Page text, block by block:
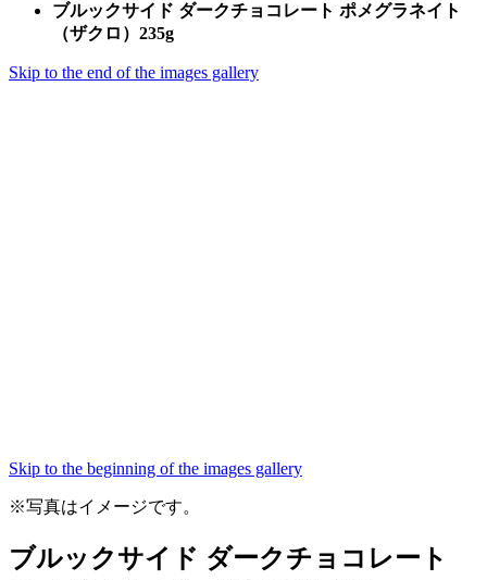
ブルックサイド ダークチョコレート ポメグラネイト
（ザクロ）235g
Skip to the end of the images gallery
Skip to the beginning of the images gallery
※写真はイメージです。
ブルックサイド ダークチョコレート